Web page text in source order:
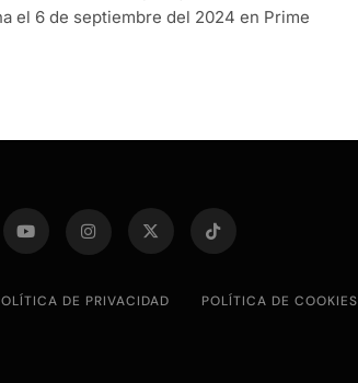
el 6 de septiembre del 2024 en Prime
DE PRIVACIDAD POLÍTICA DE COOKIES